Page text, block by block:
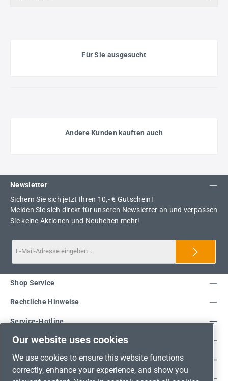
Für Sie ausgesucht
Andere Kunden kauften auch
Newsletter
Sichern Sie sich jetzt Ihren 10,- € Gutschein!
Melden Sie sich direkt für unseren Newsletter an und verpassen
Sie keine Aktionen und Neuheiten mehr!
Service-Hotline
Shop Service
Rechtliche Hinweise
Unsere Vorteile
Versandarten
Zahlungsarten
Our website uses cookies
We use cookies to ensure this website functions
correctly, enhance your experience, and show you